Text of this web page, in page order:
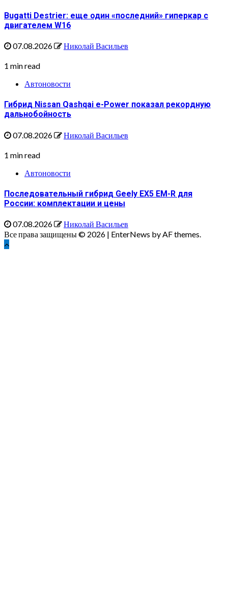
Bugatti Destrier: еще один «последний» гиперкар с
двигателем W16
07.08.2026 Николай Васильев
1 min read
Автоновости
Гибрид Nissan Qashqai e-Power показал рекордную
дальнобойность
07.08.2026 Николай Васильев
1 min read
Автоновости
Последовательный гибрид Geely EX5 EM-R для
России: комплектации и цены
07.08.2026
Николай Васильев
Все права защищены © 2026 | EnterNews by AF themes.